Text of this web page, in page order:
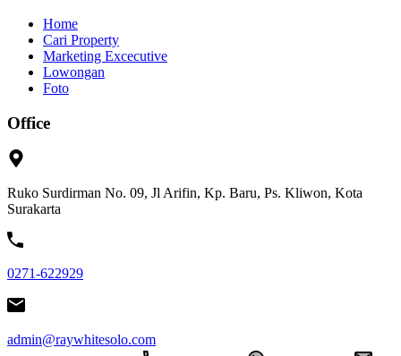
Home
Cari Property
Marketing Excecutive
Lowongan
Foto
Office
Ruko Surdirman No. 09, Jl Arifin, Kp. Baru, Ps. Kliwon, Kota
Surakarta
0271-622929
admin@raywhitesolo.com